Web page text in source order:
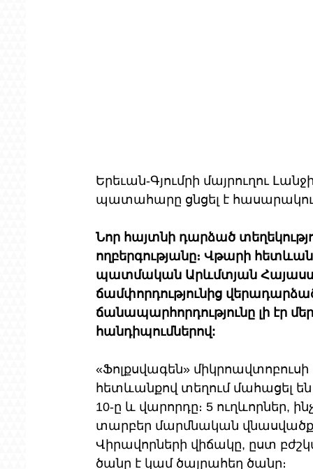
Երեւան-Գյումրի մայրուղու
պատահարը ցնցել է
Նոր հայտնի դարձած
ողբերգությանը։ Վթարի
պատմական Արևմտյան
ճամփորդությունից
ճանապարհորդությունը լի էր
հանդիպումներով:
«Ֆոլքսվագեն»
հետևանքով տեղում մահացել
10-ը և վարորդը։ 5 ուղևորներ,
տարբեր մարմնական
Վիրավորների վիճակը, ըստ
ծանր է կամ ծայրահեղ ծանր։